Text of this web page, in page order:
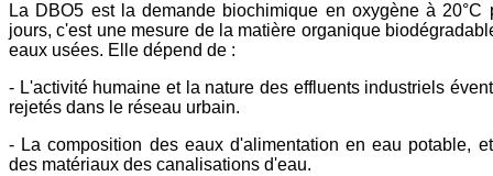
La DBO5 est la demande biochimique en oxygène à 20°C
jours, c'est une mesure de la matière organique
eaux usées. Elle dépend de :
- L'activité humaine et la nature des effluents industriels
rejetés dans le réseau urbain.
- La composition des eaux d'alimentation en eau potable,
des matériaux des canalisations d'eau.